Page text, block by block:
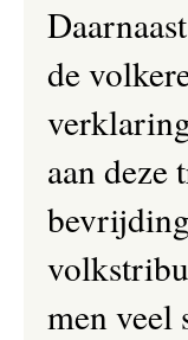
de
aan deze
men veel